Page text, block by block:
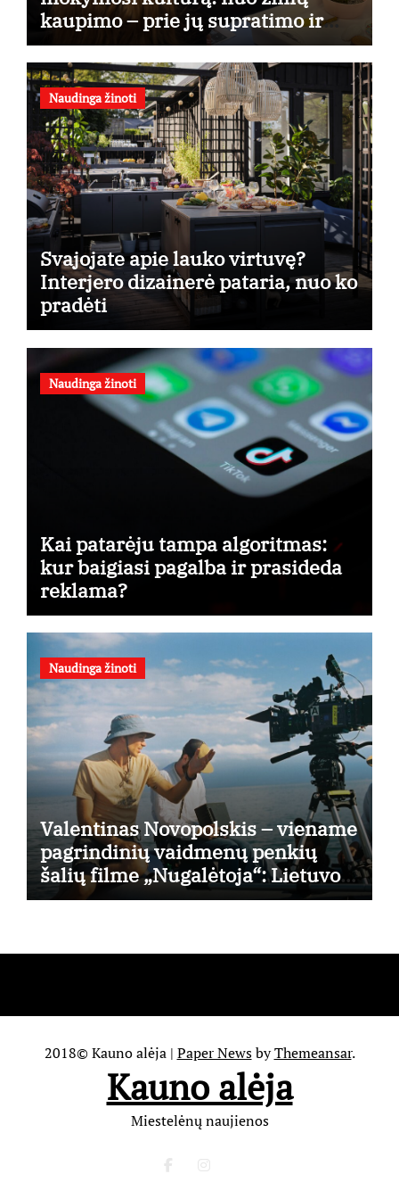
kaupimo – prie jų supratimo ir
taikymo
Naudinga žinoti
Svajojate apie lauko virtuvę?
Interjero dizainerė pataria, nuo ko
pradėti
Naudinga žinoti
Kai patarėju tampa algoritmas:
kur baigiasi pagalba ir prasideda
reklama?
Naudinga žinoti
Valentinas Novopolskis – viename
pagrindinių vaidmenų penkių
šalių filme „Nugalėtoja“: Lietuvos
kino teatruose – nuo rugpjūčio 7-
2018© Kauno alėja | Paper NewsbyThemeansar.
Kauno alėja
Miestelėnų naujienos